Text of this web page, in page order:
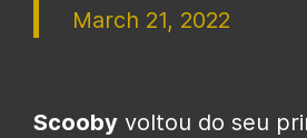
March 21, 2022
Scooby voltou do seu